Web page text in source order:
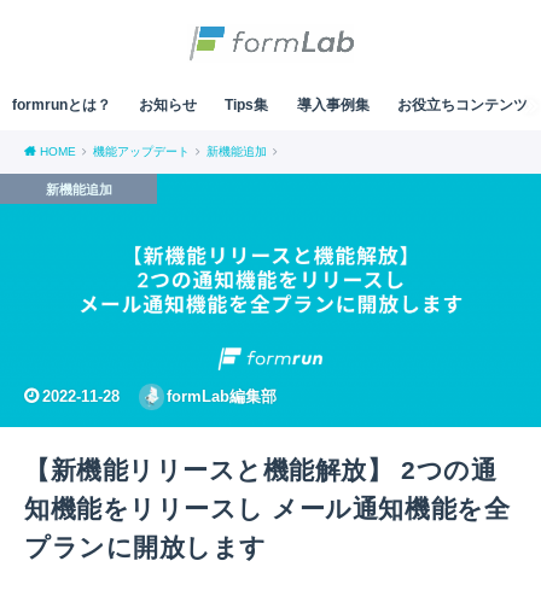
formrunとは？ お知らせ Tips集 導入事例集 お役立ちコンテンツ
HOME 機能アップデート 新機能追加
【新機能リリースと機能解放】 2つの通
知機能をリリースし メール通知機能を全
プランに開放します
2022-11-28 formLab編集部
新機能追加